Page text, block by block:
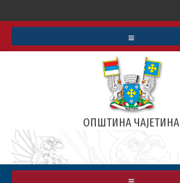
АРХИВА ВЕСТИ
РЕАЛИЗОВАЛИ СМО
ОПШТИНА ЧАЈЕТИНА